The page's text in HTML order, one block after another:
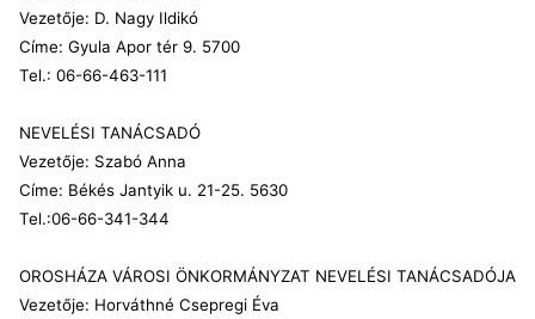
Vezetője: D. Nagy Ildikó
Címe: Gyula Apor tér 9. 5700
Tel.: 06-66-463-111
NEVELÉSI TANÁCSADÓ
Vezetője: Szabó Anna
Címe: Békés Jantyik u. 21-25. 5630
Tel.:06-66-341-344
OROSHÁZA VÁROSI ÖNKORMÁNYZAT NEVELÉSI TANÁCSADÓJA
Vezetője: Horváthné Csepregi Éva